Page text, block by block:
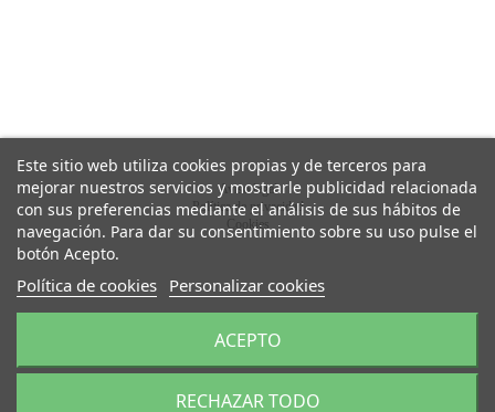
Aviso legal
Política de privacidad
Cookies
Este sitio web utiliza cookies propias y de terceros para
mejorar nuestros servicios y mostrarle publicidad relacionada
con sus preferencias mediante el análisis de sus hábitos de
navegación. Para dar su consentimiento sobre su uso pulse el
botón Acepto.
Política de cookies Personalizar cookies
RECHAZAR TODO
ACEPTO